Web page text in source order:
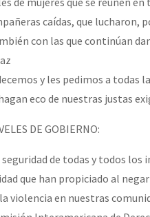
caídas, que lucharon,
con las que continúan
y les pedimos a todas
eco de nuestras justas
DE GOBIERNO:
de todas y todos
que han propiciado al
violencia en nuestras